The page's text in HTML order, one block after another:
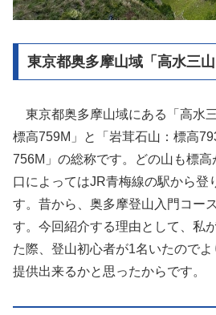
東京都奥多摩山域「高水三
東京都奥多摩山域にある「高水
標高759M」と「岩茸石山：標高
756M」の総称です。どの山も標
口によってはJR青梅線の駅から登
す。昔から、奥多摩登山入門コー
す。今回紹介する理由として、私
た際、登山初心者が1名いたので
提供出来るかと思ったからです。